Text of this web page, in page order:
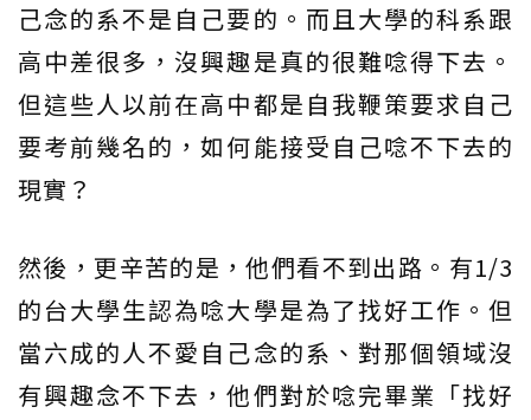
己念的系不是自己要的。而且大學的科系跟
高中差很多，沒興趣是真的很難唸得下去。
但這些人以前在高中都是自我鞭策要求自己
要考前幾名的，如何能接受自己唸不下去的
現實？
然後，更辛苦的是，他們看不到出路。有1/3
的台大學生認為唸大學是為了找好工作。但
當六成的人不愛自己念的系、對那個領域沒
有興趣念不下去，他們對於唸完畢業「找好